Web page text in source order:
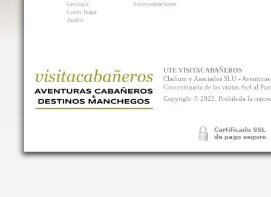
Geología
Como llegar
Audios
Recomendaciones
UTE VISITACABAÑEROS
Cladium y Asociados SLU -
Concesionaria de las visitas 4x4 al
Copyright © 2022. Prohibida la